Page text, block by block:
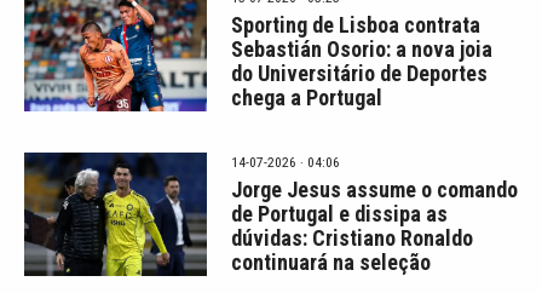
Sporting de Lisboa contrata
Sebastián Osorio: a nova joia
do Universitário de Deportes
chega a Portugal
14-07-2026 · 04:06
Jorge Jesus assume o comando
de Portugal e dissipa as
dúvidas: Cristiano Ronaldo
continuará na seleção